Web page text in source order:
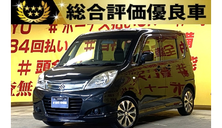
TOKYO店在庫車両
大阪店在庫車両
福岡店在庫車両 車種で探す
メーカーで探す 〜19,999円
20,000円〜29,999円
30,000円〜39,999円
40,000円〜49,999円
50,000円〜